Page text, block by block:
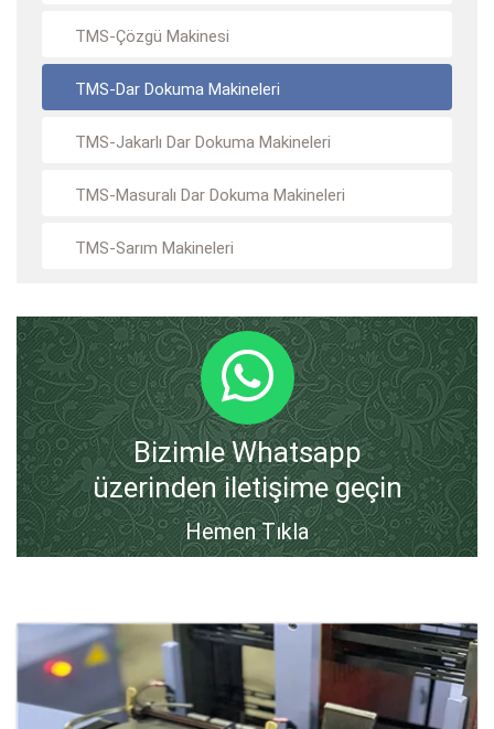
TMS-Çözgü Makinesi
TMS-Dar Dokuma Makineleri
TMS-Jakarlı Dar Dokuma Makineleri
TMS-Masuralı Dar Dokuma Makineleri
TMS-Sarım Makineleri
Bizimle Whatsapp
üzerinden iletişime geçin
Hemen Tıkla